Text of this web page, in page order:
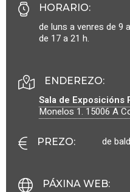
HORARIO:
de luns a venres de 9
de 17 a 21 h.
ENDEREZO:
Sala de Exposicións
Monelos 1.15006A
PREZO: de
PÁXINA WEB: